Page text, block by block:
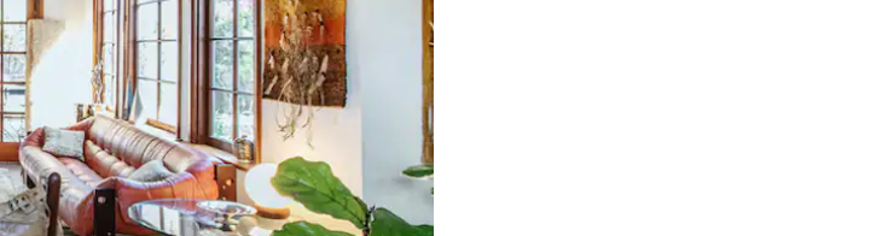
たはスワイプして検索結果を確認することができます。